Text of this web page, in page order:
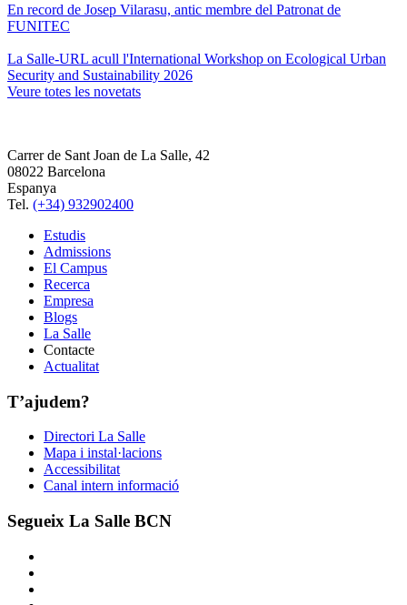
En record de Josep Vilarasu, antic membre del Patronat de
FUNITEC
La Salle-URL acull l'International Workshop on Ecological Urban
Security and Sustainability 2026
Veure totes les novetats
Carrer de Sant Joan de La Salle, 42
08022 Barcelona
Espanya
Tel. (+34) 932902400
Estudis
Admissions
El Campus
Recerca
Empresa
Blogs
La Salle
Contacte
Actualitat
T’ajudem?
Directori La Salle
Mapa i instal·lacions
Accessibilitat
Canal intern informació
Segueix La Salle BCN